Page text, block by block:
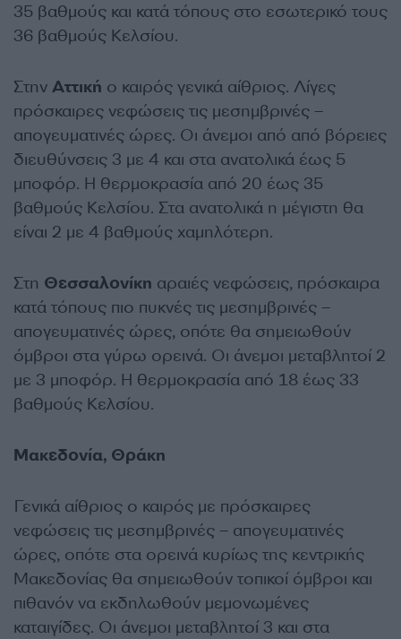
35 βαθμούς και κατά τόπους στο εσωτερικό τους
36 βαθμούς Κελσίου.
Στην Αττική ο καιρός γενικά αίθριος. Λίγες
πρόσκαιρες νεφώσεις τις μεσημβρινές –
απογευματινές ώρες. Οι άνεμοι από από βόρειες
διευθύνσεις 3 με 4 και στα ανατολικά έως 5
μποφόρ. Η θερμοκρασία από 20 έως 35
βαθμούς Κελσίου. Στα ανατολικά η μέγιστη θα
είναι 2 με 4 βαθμούς χαμηλότερη.
Στη Θεσσαλονίκη αραιές νεφώσεις, πρόσκαιρα
κατά τόπους πιο πυκνές τις μεσημβρινές –
απογευματινές ώρες, οπότε θα σημειωθούν
όμβροι στα γύρω ορεινά. Οι άνεμοι μεταβλητοί 2
με 3 μποφόρ. Η θερμοκρασία από 18 έως 33
βαθμούς Κελσίου.
Μακεδονία, Θράκη
Γενικά αίθριος ο καιρός με πρόσκαιρες
νεφώσεις τις μεσημβρινές – απογευματινές
ώρες, οπότε στα ορεινά κυρίως της κεντρικής
Μακεδονίας θα σημειωθούν τοπικοί όμβροι και
πιθανόν να εκδηλωθούν μεμονωμένες
καταιγίδες. Οι άνεμοι μεταβλητοί 3 και στα